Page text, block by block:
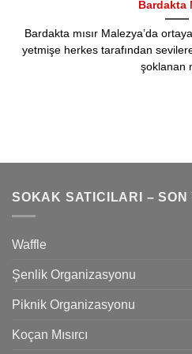
Bardakta
Bardakta mısır Malezya’da
yetmişe herkes tarafından
şoklanan
SOKAK SATICILARI – SON
Waffle
Şenlik Organizasyonu
Piknik Organizasyonu
Koçan Mısırcı